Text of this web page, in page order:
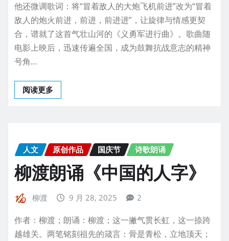
他还微调歌词：将“冒着敌人的大炮飞机前进”改为“冒着
敌人的炮火前进，前进，前进进”，让旋律与情感更契
合，谱就了这首气壮山河的《义勇军进行曲》。歌曲随
电影上映后，迅速传遍全国，成为鼓舞抗战意志的精神
号角…
阅读更多
人文 原创作品 国庆节 诗歌朗诵
柳渡朗诵《中国的人字》
柳渡 9 月 28, 2025 2
作者：柳渡；朗诵：柳渡；这一撇气贯长虹，这一捺跨
越雄关。两笔铭刻祖先的箴言：骨是青松，立地顶天；